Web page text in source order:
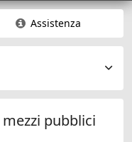
Assistenza
pubblici